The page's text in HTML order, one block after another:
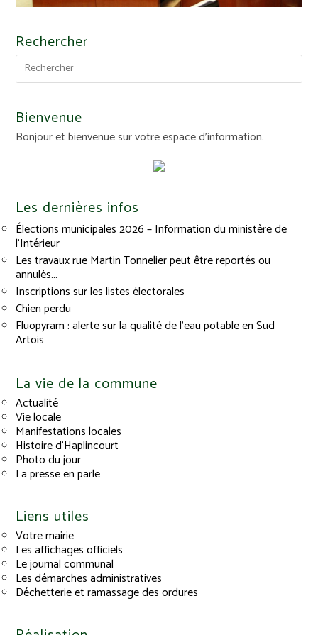
Rechercher
Bienvenue
Bonjour et bienvenue sur votre espace d'information.
Les dernières infos
Élections municipales 2026 – Information du ministère de
l’Intérieur
Les travaux rue Martin Tonnelier peut être reportés ou
annulés…
Inscriptions sur les listes électorales
Chien perdu
Fluopyram : alerte sur la qualité de l’eau potable en Sud
Artois
La vie de la commune
Actualité
Vie locale
Manifestations locales
Histoire d’Haplincourt
Photo du jour
La presse en parle
Liens utiles
Votre mairie
Les affichages officiels
Le journal communal
Les démarches administratives
Déchetterie et ramassage des ordures